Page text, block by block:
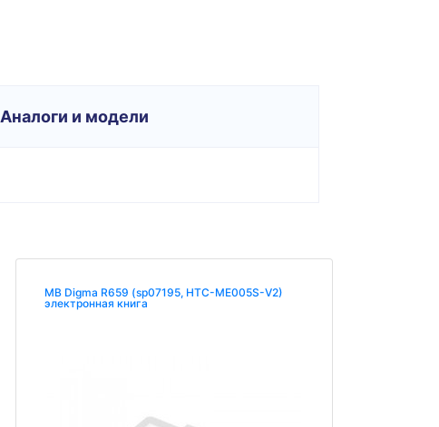
Аналоги и модели
MB Digma R659 (sp07195, HTC-ME005S-V2)
электронная книга